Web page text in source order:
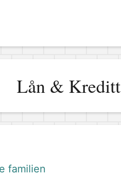
Lån & Kreditt
familien